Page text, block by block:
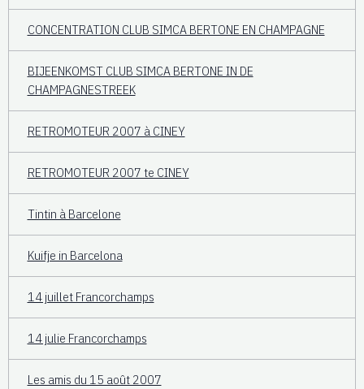
CONCENTRATION CLUB SIMCA BERTONE EN CHAMPAGNE
BIJEENKOMST CLUB SIMCA BERTONE IN DE
CHAMPAGNESTREEK
RETROMOTEUR 2007 à CINEY
RETROMOTEUR 2007 te CINEY
Tintin à Barcelone
Kuifje in Barcelona
14 juillet Francorchamps
14 julie Francorchamps
Les amis du 15 août 2007